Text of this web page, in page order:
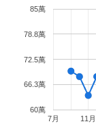
7月 11月
60萬
66.3萬
72.5萬
78.8萬
85萬